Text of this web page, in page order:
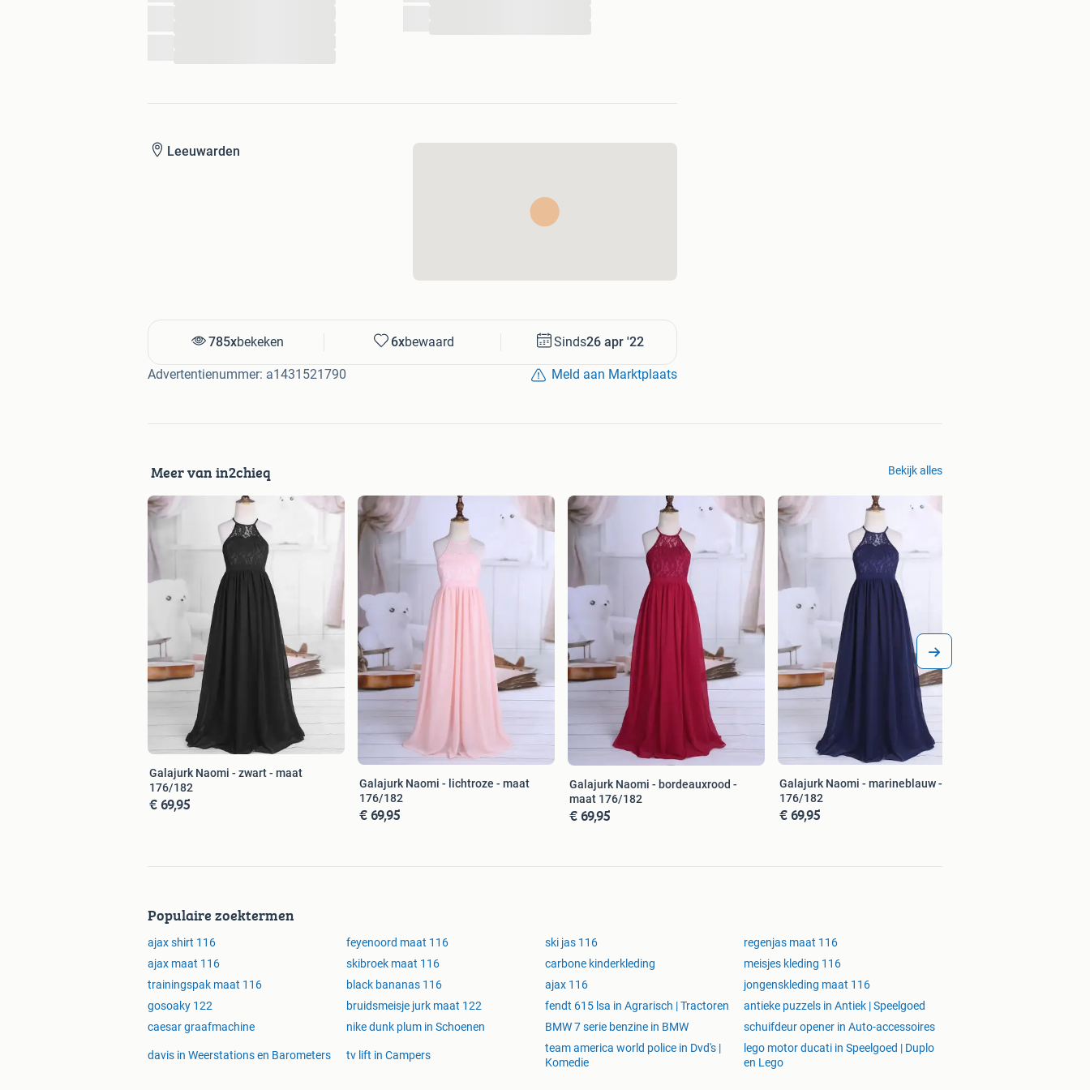
Leeuwarden
785xbekeken 6xbewaard Sinds26 apr '22
Advertentienummer: a1431521790 Meld aan Marktplaats
Meer van in2chieq Bekijk alles
Galajurk Naomi - zwart - maat
176/182
€ 69,95
Galajurk Naomi - lichtroze - maat
176/182
€ 69,95
Galajurk Naomi - bordeauxrood -
maat 176/182
€ 69,95
Galajurk Naomi - marineblauw - maat
176/182
€ 69,95
Populaire zoektermen
ajax shirt 116 feyenoord maat 116 ski jas 116
regenjas maat 116
ajax maat 116
skibroek maat 116 carbone kinderkleding
meisjes kleding 116
trainingspak maat 116
black bananas 116 ajax 116
jongenskleding maat 116
gosoaky 122
bruidsmeisje jurk maat 122 fendt 615 lsa in Agrarisch | Tractoren
antieke puzzels in Antiek | Speelgoed
caesar graafmachine
nike dunk plum in Schoenen BMW 7 serie benzine in BMW schuifdeur opener in Auto-accessoires
davis in Weerstations en Barometers tv lift in Campers
team america world police in Dvd's |
Komedie
lego motor ducati in Speelgoed | Duplo
en Lego